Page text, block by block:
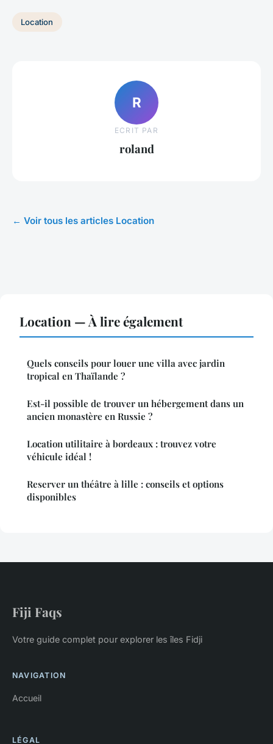
Location
R
ECRIT PAR
roland
← Voir tous les articles Location
Location — À lire également
Quels conseils pour louer une villa avec jardin
tropical en Thaïlande ?
Est-il possible de trouver un hébergement dans un
ancien monastère en Russie ?
Location utilitaire à bordeaux : trouvez votre
véhicule idéal !
Reserver un théâtre à lille : conseils et options
disponibles
Fiji Faqs
Votre guide complet pour explorer les îles Fidji
NAVIGATION
Accueil
LÉGAL